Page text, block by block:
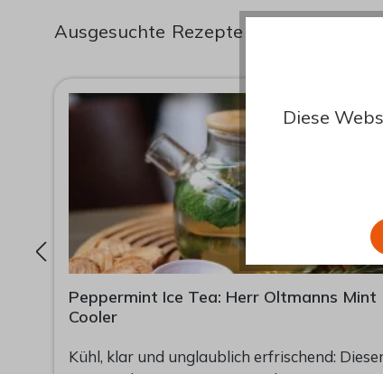
Ausgesuchte Rezepte zum Schlürfen
Peppermint Ice Tea: Herr Oltmanns Mint
Cooler
Kühl, klar und unglaublich erfrischend:
Diese